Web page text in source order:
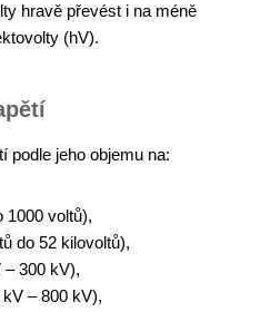
hravě převést i na méně
(hV).
podle jeho objemu na:
1000 voltů),
do 52 kilovoltů),
300 kV),
– 800 kV),